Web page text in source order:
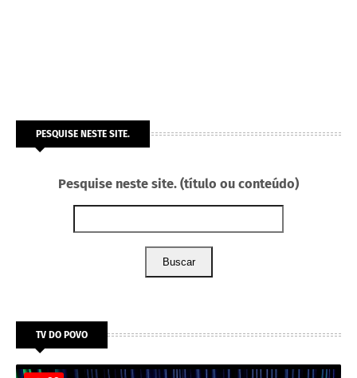
PESQUISE NESTE SITE.
Pesquise neste site. (título ou conteúdo)
Buscar
TV DO POVO